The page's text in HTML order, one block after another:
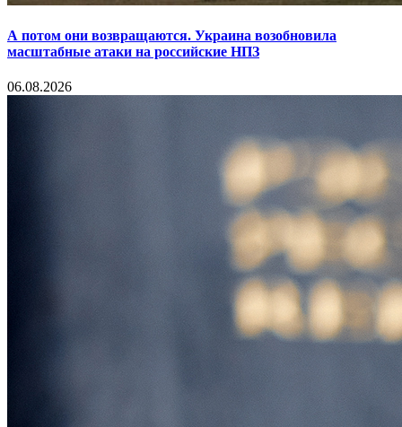
А потом они возвращаются. Украина возобновила
масштабные атаки на российские НПЗ
06.08.2026